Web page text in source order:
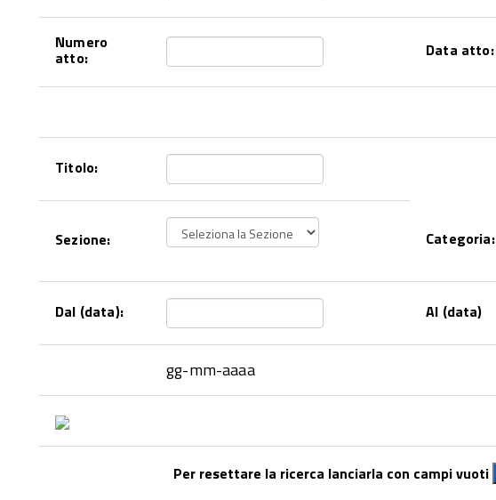
Numero
atto: Data atto:
Titolo:
Sezione: Categoria:
Dal (data): Al (data)
gg-mm-aaaa
Per resettare la ricerca lanciarla con campi vuoti